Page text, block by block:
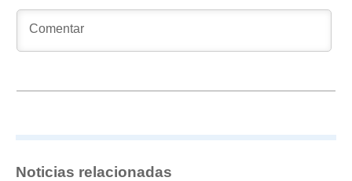
Noticias relacionadas